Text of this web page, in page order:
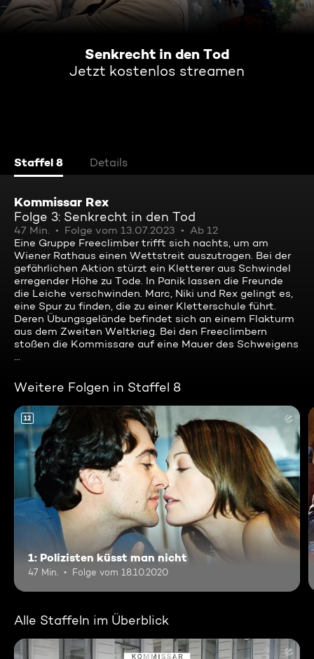
Senkrecht in den Tod
Jetzt kostenlos streamen
Staffel 8 Details
Kommissar Rex
Folge 3: Senkrecht in den Tod
47 Min. Folge vom 13.07.2023
Ab 12
Eine Gruppe Freeclimber trifft sich nachts, um am
Wiener Rathaus einen Wettstreit auszutragen. Bei der
gefährlichen Aktion stürzt ein Kletterer aus Schwindel
erregender Höhe zu Tode. In Panik lassen die Freunde
die Leiche verschwinden. Marc, Niki und Rex gelingt es,
eine Spur zu finden, die zu einer Kletterschule führt.
Deren Übungsgelände befindet sich an einem Flakturm
aus dem Zweiten Weltkrieg. Bei den Freeclimbern
stoßen die Kommissare auf eine Mauer des Schweigens
...
Weitere Folgen in Staffel 8
12
1: Polizisten küsst man nicht
47 Min. Folge vom 18.10.2020
Alle Staffeln im Überblick